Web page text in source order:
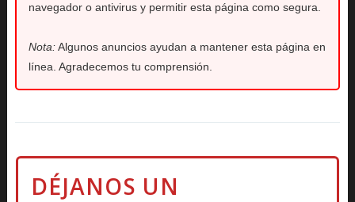
navegador o antivirus y permitir esta página como segura.
Nota:Algunos anuncios ayudan a mantener esta página en
línea. Agradecemos tu comprensión.